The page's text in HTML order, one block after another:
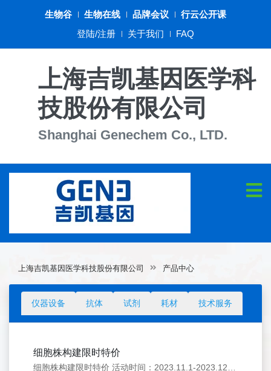
生物谷 生物在线 品牌会议
行云公开课
登陆/注册
关于我们 FAQ
上海吉凯基因医学科
技股份有限公司
Shanghai Genechem Co., LTD.
上海吉凯基因医学科技股份有限公司 产品中心
仪器设备 抗体 试剂 耗材 技术服务
细胞株构建限时特价